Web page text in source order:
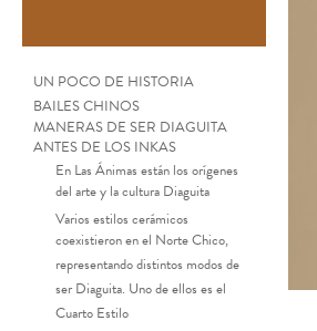
UN POCO DE HISTORIA
BAILES CHINOS
MANERAS DE SER DIAGUITA
ANTES DE LOS INKAS
En Las Ánimas están los orígenes
del arte y la cultura Diaguita
Varios estilos cerámicos
coexistieron en el Norte Chico,
representando distintos modos de
ser Diaguita. Uno de ellos es el
Cuarto Estilo